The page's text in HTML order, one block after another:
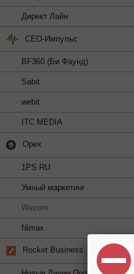
Директ Лайн
СЕО-Импульс
BF360 (Би Фаунд)
Sabit
webit
ITC MEDIA
Орех
1PS.RU
Умный маркетинг
Wezom
Nimax
Rocket Business